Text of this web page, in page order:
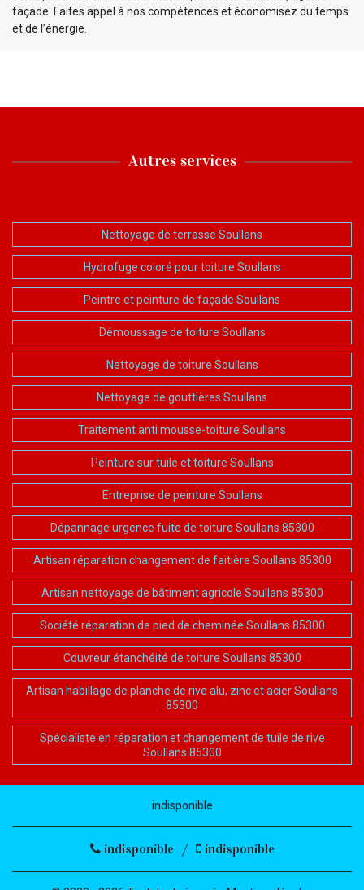
façade. Faites appel à nos compétences et économisez du temps
et de l’énergie.
Autres services
Nettoyage de terrasse Soullans
Hydrofuge coloré pour toiture Soullans
Peintre et peinture de façade Soullans
Démoussage de toiture Soullans
Nettoyage de toiture Soullans
Nettoyage de gouttières Soullans
Traitement anti mousse-toiture Soullans
Peinture sur tuile et toiture Soullans
Entreprise de peinture Soullans
Dépannage urgence fuite de toiture Soullans 85300
Artisan réparation changement de faitière Soullans 85300
Artisan nettoyage de bâtiment agricole Soullans 85300
Société réparation de pied de cheminée Soullans 85300
Couvreur étanchéité de toiture Soullans 85300
Artisan habillage de planche de rive alu, zinc et acier Soullans
85300
Spécialiste en réparation et changement de tuile de rive
Soullans 85300
indisponible
indisponible / indisponible